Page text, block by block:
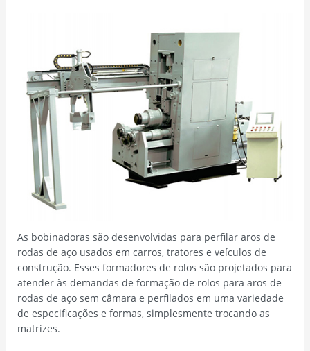
As bobinadoras são desenvolvidas para perfilar aros de
rodas de aço usados em carros, tratores e veículos de
construção. Esses formadores de rolos são projetados para
atender às demandas de formação de rolos para aros de
rodas de aço sem câmara e perfilados em uma variedade
de especificações e formas, simplesmente trocando as
matrizes.